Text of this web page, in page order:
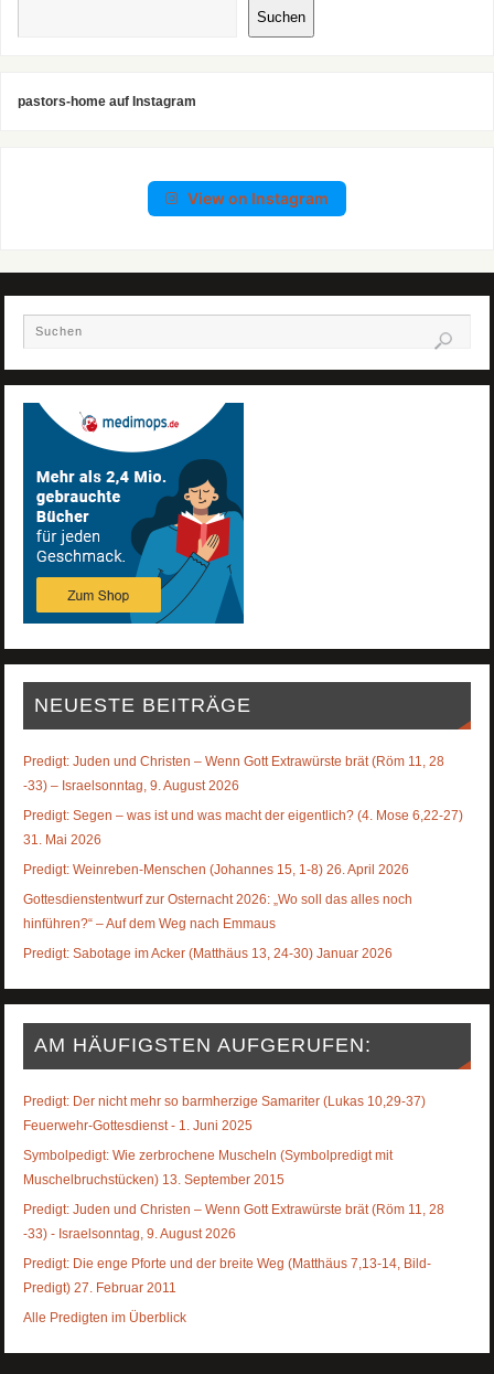
Suchen
pastors-home auf Instagram
View on Instagram
NEUESTE BEITRÄGE
Predigt: Juden und Christen – Wenn Gott Extrawürste brät (Röm 11, 28
-33) – Israelsonntag, 9. August 2026
Predigt: Segen – was ist und was macht der eigentlich? (4. Mose 6,22-27)
31. Mai 2026
Predigt: Weinreben-Menschen (Johannes 15, 1-8) 26. April 2026
Gottesdienstentwurf zur Osternacht 2026: „Wo soll das alles noch
hinführen?“ – Auf dem Weg nach Emmaus
Predigt: Sabotage im Acker (Matthäus 13, 24-30) Januar 2026
AM HÄUFIGSTEN AUFGERUFEN:
Predigt: Der nicht mehr so barmherzige Samariter (Lukas 10,29-37)
Feuerwehr-Gottesdienst - 1. Juni 2025
Symbolpedigt: Wie zerbrochene Muscheln (Symbolpredigt mit
Muschelbruchstücken) 13. September 2015
Predigt: Juden und Christen – Wenn Gott Extrawürste brät (Röm 11, 28
-33) - Israelsonntag, 9. August 2026
Predigt: Die enge Pforte und der breite Weg (Matthäus 7,13-14, Bild-
Predigt) 27. Februar 2011
Alle Predigten im Überblick